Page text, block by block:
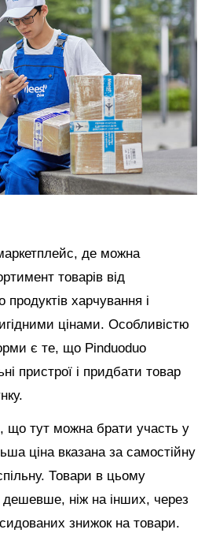
де можна
товарів від
продуктів харчування і
цінами. Особливістю
є те, що Pinduoduo
пристрої і придбати товар
що тут можна брати участь у
ціна вказана за самостійну
Товари в цьому
дешевше, ніж на інших, через
знижок на товари.